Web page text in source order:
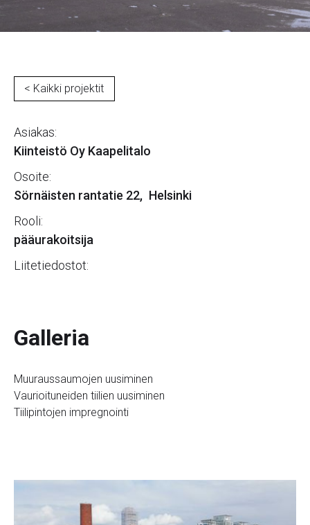
< Kaikki projektit
Asiakas:
Kiinteistö Oy Kaapelitalo
Osoite:
Sörnäisten rantatie 22, Helsinki
Rooli:
pääurakoitsija
Liitetiedostot:
Galleria
Muuraussaumojen uusiminen
Vaurioituneiden tiilien uusiminen
Tiilipintojen impregnointi